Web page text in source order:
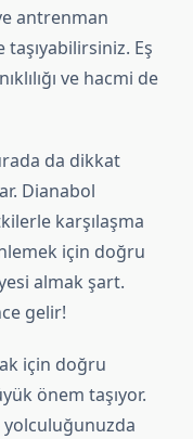
antrenman
taşıyabilirsiniz. Eş
ve hacmi de
da dikkat
Dianabol
karşılaşma
için doğru
almak şart.
gelir!
için doğru
önem taşıyor.